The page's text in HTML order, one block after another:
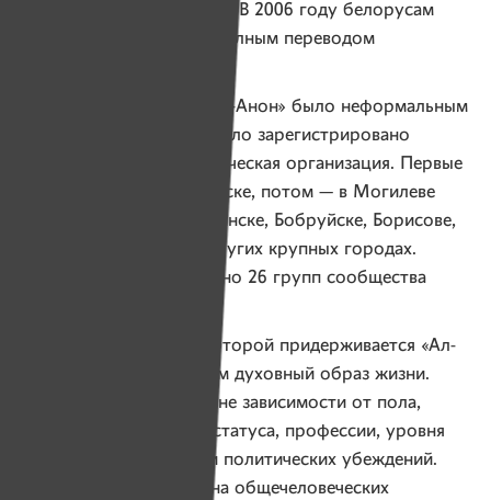
и обсуждать эти буклеты. В 2006 году белорусам
стала доступна книга с полным переводом
До ноября 2019 года «Ал-Анон» было неформальным
сообществом, пока не было зарегистрировано
в Минюсте как некоммерческая организация. Первые
группы появились в Минске, потом — в Могилеве
и Бресте, Молодечно, Пинске, Бобруйске, Борисове,
Солигорске, Слуцке и других крупных городах.
Сегодня зарегистрировано 26 групп сообщества
Программа 12 шагов, которой придерживается «Ал-
Анон», предлагает людям духовный образ жизни.
Ее могут пройти люди вне зависимости от пола,
возраста, социального статуса, профессии, уровня
доходов, религиозных и политических убеждений.
Программа выстроена на общечеловеческих